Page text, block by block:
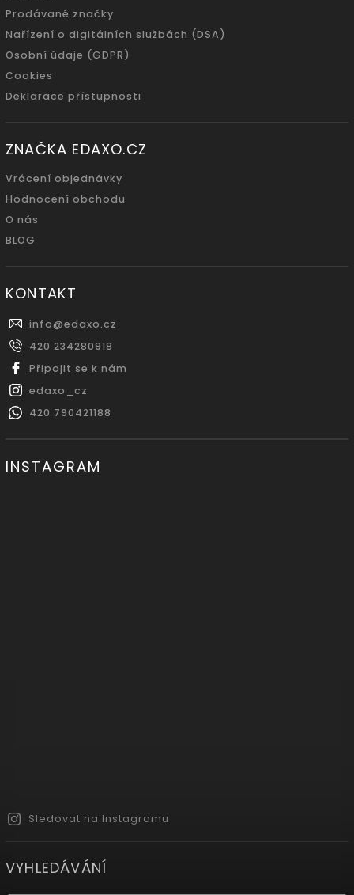
Prodávané značky
Nařízení o digitálních službách (DSA)
Osobní údaje (GDPR)
Cookies
Deklarace přístupnosti
ZNAČKA EDAXO.CZ
Vrácení objednávky
Hodnocení obchodu
O nás
BLOG
KONTAKT
info@edaxo.cz
420 234280918
Připojit se k nám
edaxo_cz
420 790421188
INSTAGRAM
Sledovat na Instagramu
VYHLEDÁVÁNÍ